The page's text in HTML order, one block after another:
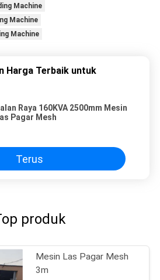
Machine
Machine
Machine
Harga Terbaik untuk
Raya 160KVA 2500mm Mesin
Pagar Mesh
Terus
produk
Mesin Las Pagar Mesh
3m